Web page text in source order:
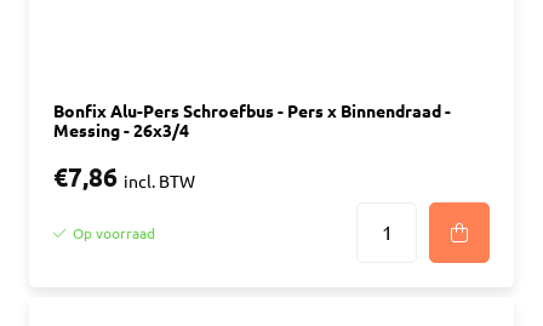
Bonfix Alu-Pers Schroefbus - Pers x Binnendraad -
Messing - 26x3/4
€7,86 incl. BTW
Op voorraad